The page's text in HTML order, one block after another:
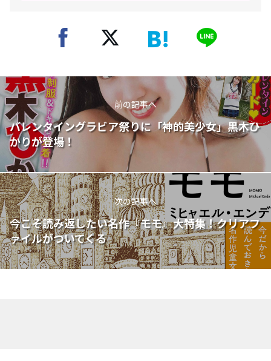
前の記事へ
バレンタイングラビア祭りに「神的美少女」黒木ひ
かりが登場！
次の記事へ
今こそ読み返したい名作『モモ』大特集！クリアフ
ァイルがついてくる